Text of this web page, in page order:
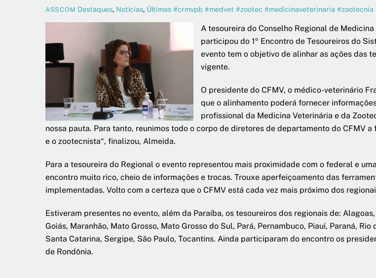
ASSCOM Destaques, Notícias, Últimas #crmvpb #medvet #zootec #medicinaveterinaria
A tesoureira do Conselho Regional de
participou do 1º Encontro de Tesoureiros do
evento tem o objetivo de alinhar as ações das
vigente.
O presidente do CFMV, o médico-veterinário
que o alinhamento poderá fornecer
profissional da Medicina Veterinária e da
nossa pauta. Para tanto, reunimos todo o corpo de diretores de departamento do CFMV
e o zootecnista“, finalizou, Almeida.
Para a tesoureira do Regional o evento representou mais proximidade com o federal e
encontro muito rico, cheio de informações e trocas. Trouxe aperfeiçoamento das
implementadas. Volto com a certeza que o CFMV está cada vez mais próximo dos
Estiveram presentes no evento, além da Paraíba, os tesoureiros dos regionais de:
Goiás, Maranhão, Mato Grosso, Mato Grosso do Sul, Pará, Pernambuco, Piauí, Paraná,
Santa Catarina, Sergipe, São Paulo, Tocantins. Ainda participaram do encontro os
de Rondônia.